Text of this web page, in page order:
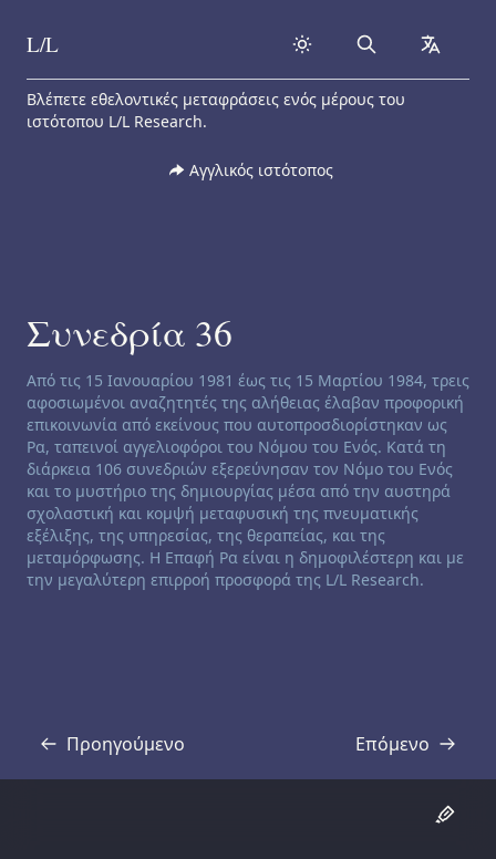
Skip to content
L/L Search
Βλέπετε εθελοντικές μεταφράσεις ενός μέρους του
ιστότοπου L/L Research.
Αγγλικός ιστότοπος
Συνεδρία 36
Channeling disclaimer:
Από τις 15 Ιανουαρίου 1981 έως τις 15 Μαρτίου 1984, τρεις
αφοσιωμένοι αναζητητές της αλήθειας έλαβαν προφορική
επικοινωνία από εκείνους που αυτοπροσδιορίστηκαν ως
Ρα, ταπεινοί αγγελιοφόροι του Νόμου του Ενός. Κατά τη
διάρκεια 106 συνεδριών εξερεύνησαν τον Νόμο του Ενός
και το μυστήριο της δημιουργίας μέσα από την αυστηρά
σχολαστική και κομψή μεταφυσική της πνευματικής
εξέλιξης, της υπηρεσίας, της θεραπείας, και της
μεταμόρφωσης. Η Επαφή Ρα είναι η δημοφιλέστερη και με
την μεγαλύτερη επιρροή προσφορά της L/L Research.
Προηγούμενο
Απομαγνητοφώνηση Επόμενο